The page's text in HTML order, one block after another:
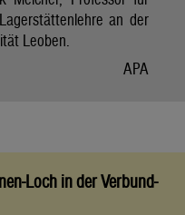
an der
Leoben.
APA
Loch in der Verbund-